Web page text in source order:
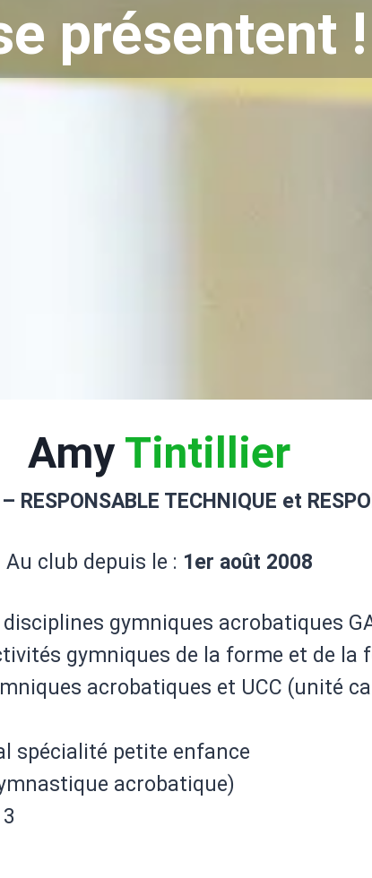
présentent !
AmyTintillier
RESPONSABLE TECHNIQUE et
Au club depuis le : 1er août 2008
disciplines gymniques acrobatiques
gymniques de la forme et de la
acrobatiques et UCC (unité
spécialité petite enfance
acrobatique)